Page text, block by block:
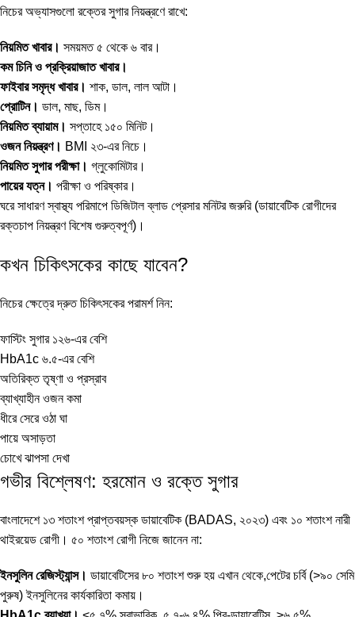
নিচের অভ্যাসগুলো রক্তের সুগার নিয়ন্ত্রণে রাখে:
নিয়মিত খাবার। সময়মত ৫ থেকে ৬ বার।
কম চিনি ও প্রক্রিয়াজাত খাবার।
ফাইবার সমৃদ্ধ খাবার। শাক, ডাল, লাল আটা।
প্রোটিন। ডাল, মাছ, ডিম।
নিয়মিত ব্যায়াম। সপ্তাহে ১৫০ মিনিট।
ওজন নিয়ন্ত্রণ। BMI ২৩-এর নিচে।
নিয়মিত সুগার পরীক্ষা। গ্লুকোমিটার।
পায়ের যত্ন। পরীক্ষা ও পরিষ্কার।
ঘরে সাধারণ স্বাস্থ্য পরিমাপে ডিজিটাল ব্লাড প্রেসার মনিটরজরুরি (ডায়াবেটিক রোগীদের
রক্তচাপ নিয়ন্ত্রণ বিশেষ গুরুত্বপূর্ণ)।
কখন চিকিৎসকের কাছে যাবেন?
নিচের ক্ষেত্রে দ্রুত চিকিৎসকের পরামর্শ নিন:
ফাস্টিং সুগার ১২৬-এর বেশি
HbA1c ৬.৫-এর বেশি
অতিরিক্ত তৃষ্ণা ও প্রস্রাব
ব্যাখ্যাহীন ওজন কমা
ধীরে সেরে ওঠা ঘা
পায়ে অসাড়তা
চোখে ঝাপসা দেখা
গভীর বিশ্লেষণ: হরমোন ও রক্তে সুগার
বাংলাদেশে ১৩ শতাংশ প্রাপ্তবয়স্ক ডায়াবেটিক (BADAS, ২০২৩) এবং ১০ শতাংশ নারী
থাইরয়েড রোগী। ৫০ শতাংশ রোগী নিজে জানেন না:
ইনসুলিন রেজিস্ট্যান্স। ডায়াবেটিসের ৮০ শতাংশ শুরু হয় এখান থেকে,পেটের চর্বি (>৯০ সেমি
পুরুষ) ইনসুলিনের কার্যকারিতা কমায়।